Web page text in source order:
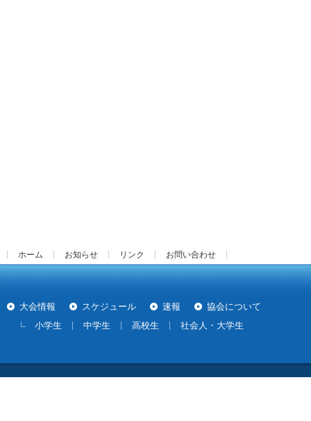
ホーム お知らせ リンク お問い合わせ
大会情報 スケジュール 速報
協会について
小学生
中学生 高校生 社会人・大学生